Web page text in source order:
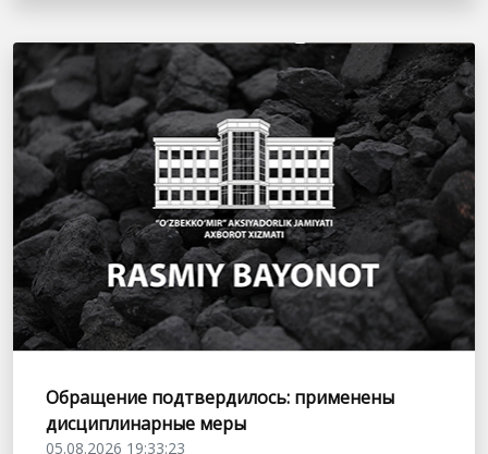
Обращение подтвердилось: применены
дисциплинарные меры
05.08.2026 19:33:23